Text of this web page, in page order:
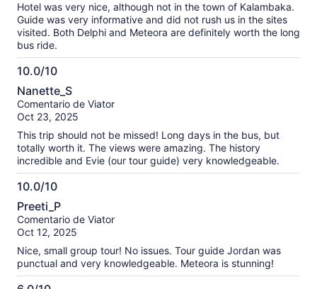
Hotel was very nice, although not in the town of Kalambaka.
Guide was very informative and did not rush us in the sites
visited. Both Delphi and Meteora are definitely worth the long
bus ride.
10.0/10
10.0
de
10
Nanette_S
Comentario de Viator
Oct 23, 2025
This trip should not be missed! Long days in the bus, but
totally worth it. The views were amazing. The history
incredible and Evie (our tour guide) very knowledgeable.
10.0/10
10.0
de
10
Preeti_P
Comentario de Viator
Oct 12, 2025
Nice, small group tour! No issues. Tour guide Jordan was
punctual and very knowledgeable. Meteora is stunning!